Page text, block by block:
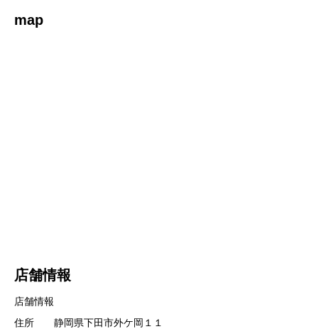
map
店舗情報
店舗情報
住所 静岡県下田市外ケ岡１１